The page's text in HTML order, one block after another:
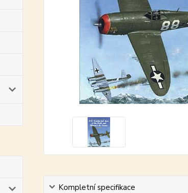
Kompletní specifikace